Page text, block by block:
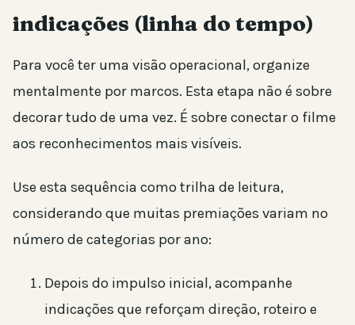
indicações (linha do tempo)
Para você ter uma visão operacional, organize
mentalmente por marcos. Esta etapa não é sobre
decorar tudo de uma vez. É sobre conectar o filme
aos reconhecimentos mais visíveis.
Use esta sequência como trilha de leitura,
considerando que muitas premiações variam no
número de categorias por ano:
Depois do impulso inicial, acompanhe
indicações que reforçam direção, roteiro e